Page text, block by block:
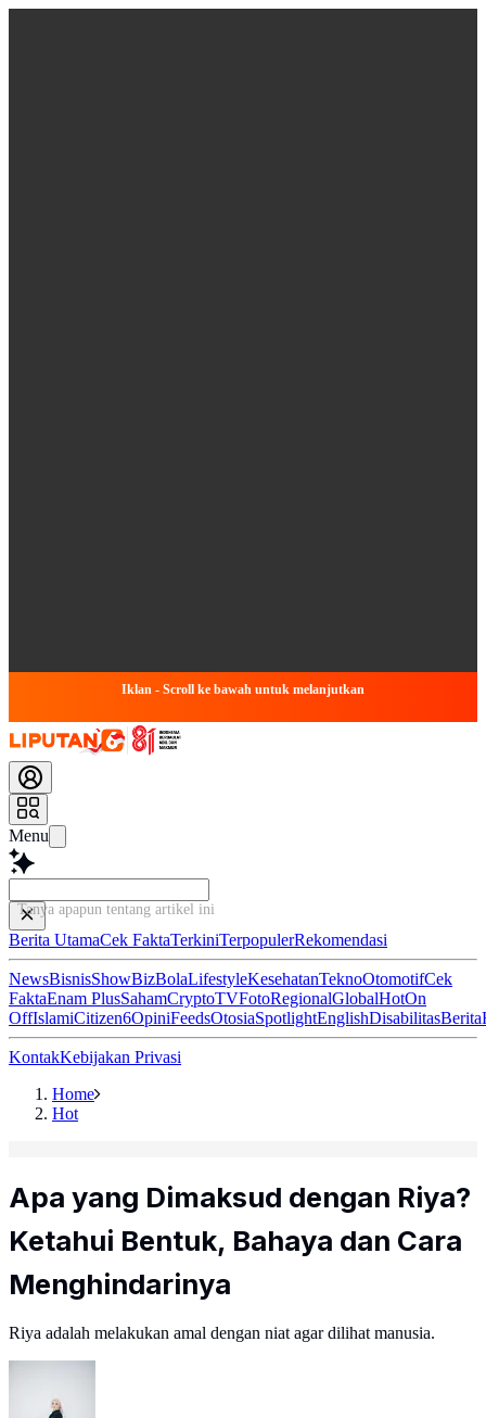
Iklan - Scroll ke bawah untuk melanjutkan
Menu
Tanya apapun tentang artikel ini...
Berita UtamaCek FaktaTerkiniTerpopulerRekomendasi
NewsBisnisShowBizBolaLifestyleKesehatanTeknoOtomotifCek
FaktaEnam PlusSahamCryptoTVFotoRegionalGlobalHotOn
OffIslamiCitizen6OpiniFeedsOtosiaSpotlightEnglishDisabilitasBerita
KontakKebijakan Privasi
Home
Hot
Apa yang Dimaksud dengan Riya?
Ketahui Bentuk, Bahaya dan Cara
Menghindarinya
Riya adalah melakukan amal dengan niat agar dilihat manusia.